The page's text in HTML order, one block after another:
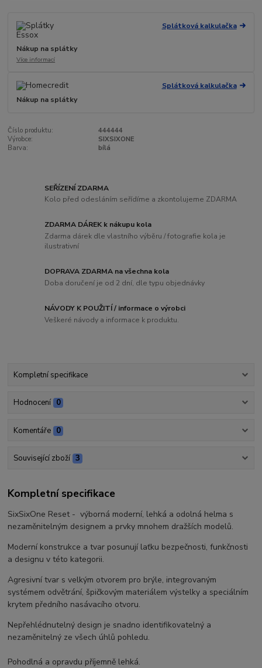
Splátková kalkulačka
Nákup na splátky
Více informací
Splátková kalkulačka
Nákup na splátky
Číslo produktu:
444444
Výrobce:
SIXSIXONE
Barva:
bílá
SEŘÍZENÍ ZDARMA
Kolo před odesláním seřídíme a zkontolujeme ZDARMA
ZDARMA DÁREK k nákupu kola
Zdarma dárek dle vlastního výběru / fotografie kola je
ilustrativní
DOPRAVA ZDARMA na všechna kola
Doba doručení je od 2 dní, dle typu objednávky
NÁVODY K POUŽITÍ / informace o výrobci
Veškeré návody a informace k produktu.
Kompletní specifikace
Hodnocení 0
Komentáře 0
Související zboží 3
Kompletní specifikace
SixSixOne Reset - výborná moderní, lehká a odolná helma s
nezaměnitelným designem a prvky mnohem dražších modelů.
Moderní konstrukce a tvar posunují laťku bezpečnosti, funkčnosti
a designu v této kategorii.
Agresivní tvar s velkým otvorem pro brýle, integrovaným
systémem odvětrání, špičkovým materiálem výstelky a speciálním
krytem předního nasávacího otvoru.
Nepřehlédnutelný design je snadno identifikovatelný a
nezaměnitelný ze všech úhlů pohledu.
Pohodlná a opravdu příjemně lehká.